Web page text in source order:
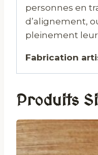
personnes en
d’alignement,
pleinement leur
Fabrication
Produits